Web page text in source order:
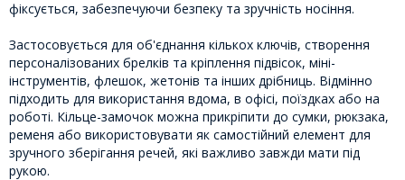
фіксується, забезпечуючи безпеку та зручність носіння.
Застосовується для об'єднання кількох ключів, створення
персоналізованих брелків та кріплення підвісок, міні-
інструментів, флешок, жетонів та інших дрібниць. Відмінно
підходить для використання вдома, в офісі, поїздках або на
роботі. Кільце-замочок можна прикріпити до сумки, рюкзака,
ременя або використовувати як самостійний елемент для
зручного зберігання речей, які важливо завжди мати під
рукою.